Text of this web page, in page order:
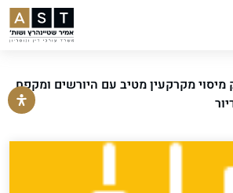
85 לחוק מיסוי מקרקעין מטיב עם היורשים ומקפח